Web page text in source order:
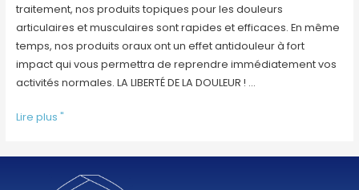
traitement, nos produits topiques pour les douleurs
articulaires et musculaires sont rapides et efficaces. En même
temps, nos produits oraux ont un effet antidouleur à fort
impact qui vous permettra de reprendre immédiatement vos
activités normales. LA LIBERTÉ DE LA DOULEUR ! ...
Lire plus "